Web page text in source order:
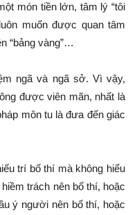
món tiền lớn, tâm lý “tôi
muốn được quan tâm
“bảng vàng”…
ngã và ngã sở. Vì vậy,
được viên mãn, nhất là
môn tu là đưa đến giác
trí bố thí mà không hiểu
trách nên bố thí, hoặc
ý người nên bố thí, hoặc